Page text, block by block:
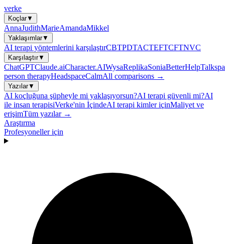
verke
Koçlar▼
AnnaJudithMarieAmandaMikkel
Yaklaşımlar▼
AI terapi yöntemlerini karşılaştırCBTPDTACTEFTCFTNVC
Karşılaştır▼
ChatGPTClaude.aiCharacter.AIWysaReplikaSoniaBetterHelp
person therapyHeadspaceCalmAll comparisons →
Yazılar▼
AI koçluğuna şüpheyle mi yaklaşıyorsun?AI terapi güvenli mi?AI
ile insan terapisiVerke'nin İçindeAI terapi kimler içinMaliyet ve
erişimTüm yazılar →
Araştırma
Profesyoneller için